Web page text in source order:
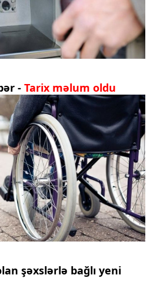
- Tarix məlum oldu
şəxslərlə bağlı yeni